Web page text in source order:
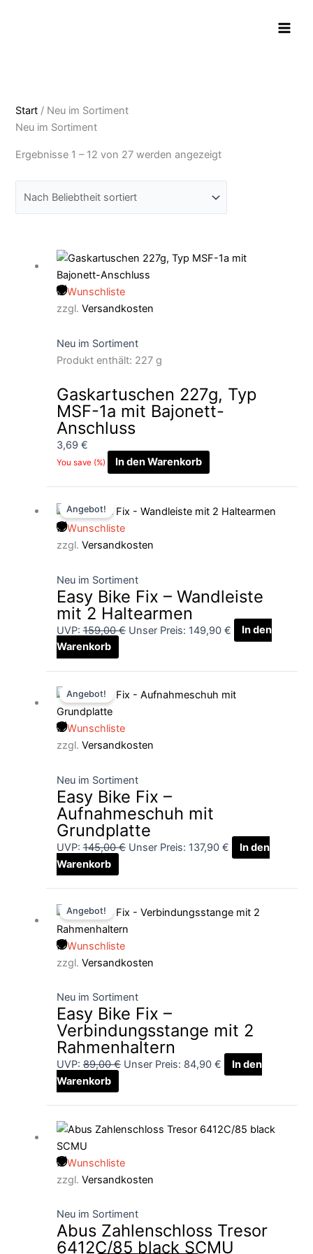
Start / Neu im Sortiment
Neu im Sortiment
Ergebnisse 1 – 12 von 27 werden angezeigt
Wunschliste
zzgl. Versandkosten
Neu im Sortiment
Produkt enthält: 227 g
Gaskartuschen 227g, Typ
MSF-1a mit Bajonett-
Anschluss
3,69 €
You save (%) In den Warenkorb
Angebot!
Wunschliste
zzgl. Versandkosten
Neu im Sortiment
Easy Bike Fix – Wandleiste
mit 2 Haltearmen
UVP: 159,00€
Preis
159,00 €
Unser Preis: 149,90 €
Preis
In den
Warenkorb
Angebot!
Wunschliste
zzgl. Versandkosten
Neu im Sortiment
Easy Bike Fix –
Aufnahmeschuh mit
Grundplatte
UVP: 145,00€
Preis
Unser Preis: 137,90 €
Preis
In den
Warenkorb
Angebot!
Wunschliste
zzgl. Versandkosten
Neu im Sortiment
Easy Bike Fix –
Verbindungsstange mit 2
Rahmenhaltern
UVP: 89,00€
Preis
war:
89,00 €
Unser Preis: 84,90 €
Preis
In den
Warenkorb
Wunschliste
zzgl. Versandkosten
Neu im Sortiment
Abus Zahlenschloss Tresor
6412C/85 black SCMU